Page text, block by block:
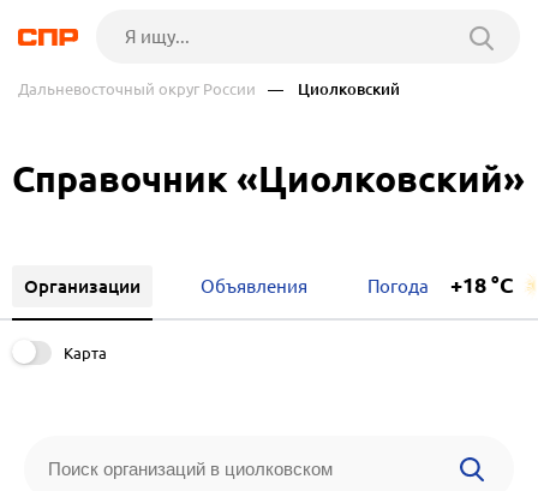
Дальневосточный округ России — Циолковский
Справочник «Циолковский»
Организации Объявления Погода +18 °C
Карта